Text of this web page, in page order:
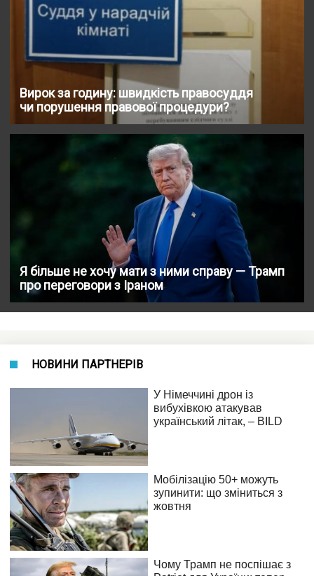
Вирок за годину: швидкість правосуддя
чи порушення правової процедури?
Я більше не хочу мати з ними справу — Трамп
про переговори з Іраном
НОВИНИ ПАРТНЕРІВ